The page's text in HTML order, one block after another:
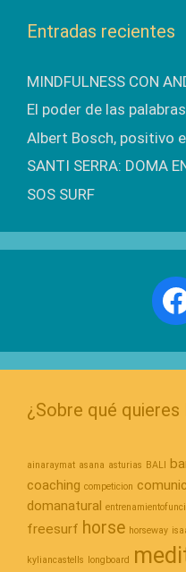
Entradas recientes
MINDFULNESS CON
El poder de las
Albert Bosch, positivo
SANTI SERRA: DOMA
SOS SURF
¿Sobre qué quieres
ainaraymat asana asturias BALI
coaching competicion
domanatural
freesurf horse horseway
kyliancastells longboard